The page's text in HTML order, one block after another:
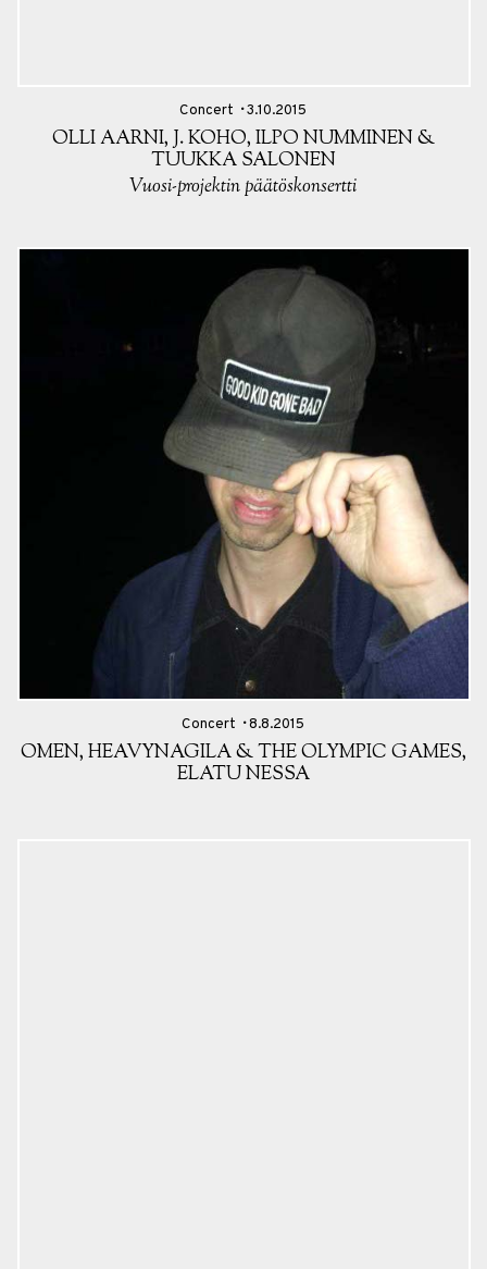
Concert 3.10.2015
OLLI AARNI, J. KOHO, ILPO NUMMINEN &
TUUKKA SALONEN
Vuosi-projektin päätöskonsertti
Concert 8.8.2015
OMEN, HEAVYNAGILA & THE OLYMPIC GAMES,
ELATU NESSA